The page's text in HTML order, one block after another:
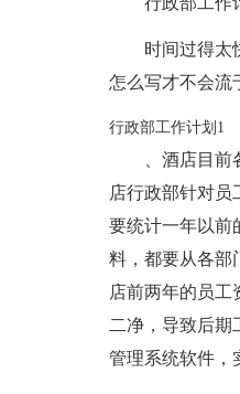
时间过得太
怎么写才不会流
行政部工作计划1
、酒店目
店行政部针对员
要统计一年以前
料，都要从各部
店前两年的员工
二净，导致后期
管理系统软件，